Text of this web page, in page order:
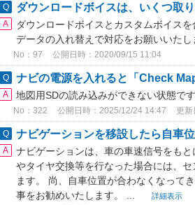
ダウンロードボイスは、いくつ取
ダウンロードボイスとカスタムボイス
データの入れ替えで対応をお願いいたし
No：97 公開日時：2020/09/15 11:04
ナビの電源を入れると「Check
地図用SDの読み込みができない状態で
No：322 公開日時：2025/12/24 14:47 更新
ナビゲーションを移設したら自車位
ナビゲーションは、車の車速信号をも
やタイヤ交換等を行なった場合には、
ます。 尚、自車位置が合わなくなって
事をお勧めいたします。 ...
詳細表示